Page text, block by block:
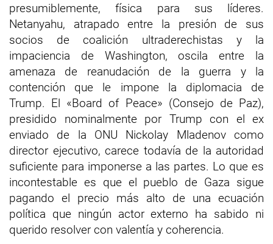
presumiblemente, física para sus líderes.
Netanyahu, atrapado entre la presión de sus
socios de coalición ultraderechistas y la
impaciencia de Washington, oscila entre la
amenaza de reanudación de la guerra y la
contención que le impone la diplomacia de
Trump. El «Board of Peace» (Consejo de Paz),
presidido nominalmente por Trump con el ex
enviado de la ONU Nickolay Mladenov como
director ejecutivo, carece todavía de la autoridad
suficiente para imponerse a las partes. Lo que es
incontestable es que el pueblo de Gaza sigue
pagando el precio más alto de una ecuación
política que ningún actor externo ha sabido ni
querido resolver con valentía y coherencia.